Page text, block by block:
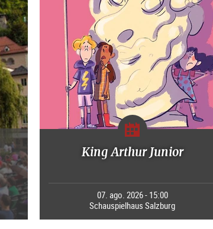
King Arthur Junior
07. ago. 2026 - 15:00
Schauspielhaus Salzburg